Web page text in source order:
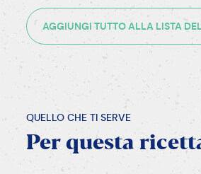
AGGIUNGI TUTTO ALLA LISTA
QUELLO CHE TI SERVE
Per questa